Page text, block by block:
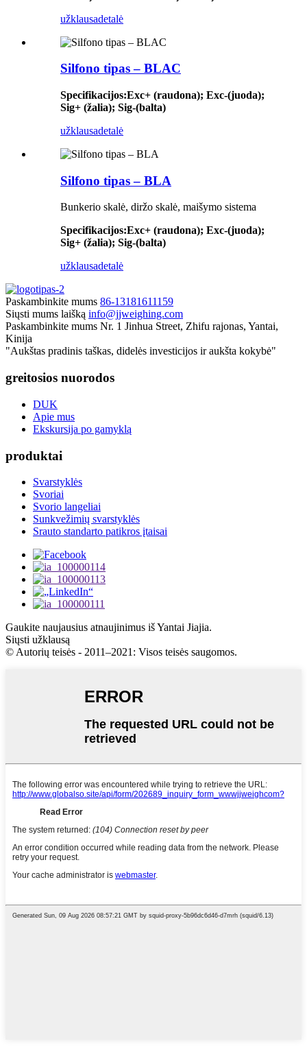
užklausadetalė
Silfono tipas – BLAC
Specifikacijos:Exc+ (raudona); Exc-(juoda);
Sig+ (žalia); Sig-(balta)
užklausadetalė
Silfono tipas – BLA
Bunkerio skalė, diržo skalė, maišymo sistema
Specifikacijos:Exc+ (raudona); Exc-(juoda);
Sig+ (žalia); Sig-(balta)
užklausadetalė
Paskambinkite mums 86-13181611159
Siųsti mums laišką info@jjweighing.com
Paskambinkite mums Nr. 1 Jinhua Street, Zhifu rajonas, Yantai,
Kinija
"Aukštas pradinis taškas, didelės investicijos ir aukšta kokybė"
greitosios nuorodos
DUK
Apie mus
Ekskursija po gamyklą
produktai
Svarstyklės
Svoriai
Svorio langeliai
Sunkvežimių svarstyklės
Srauto standarto patikros įtaisai
Gaukite naujausius atnaujinimus iš Yantai Jiajia.
Siųsti užklausą
© Autorių teisės - 2011–2021: Visos teisės saugomos.